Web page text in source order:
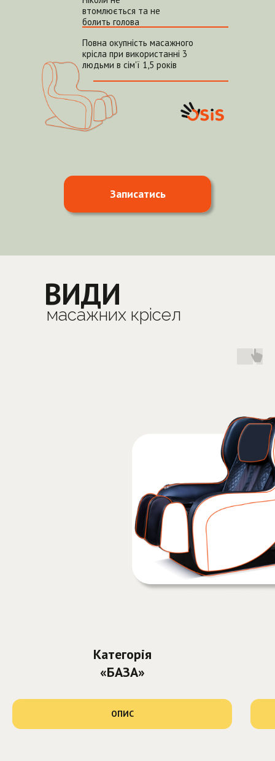
втомлюється та не
болить голова
Повна окупність масажного
крісла при використанні 3
людьми в сім'ї 1,5 років
Записатись
ВИДИ
масажних крісел
Категорія
«БАЗА»
ОПИС